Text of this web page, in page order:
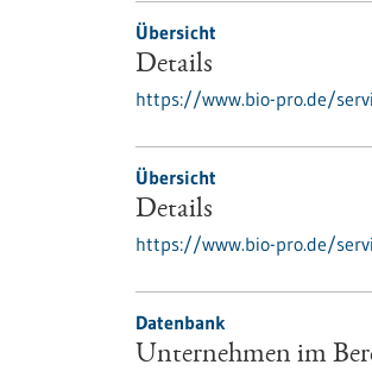
Übersicht
Details
https://www.bio-pro.de/
Übersicht
Details
https://www.bio-pro.de/
Datenbank
Unternehmen im